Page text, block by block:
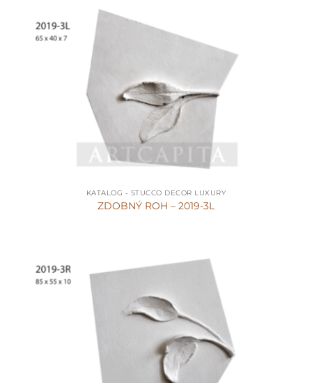
KATALOG - STUCCO DECOR LUXURY
ZDOBNÝ ROH – 2019-3L